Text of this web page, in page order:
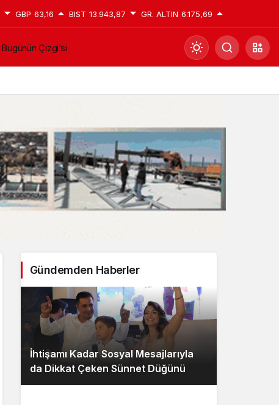
GBP 63,16 BIST 13.943,87 GR. ALTIN 6.175,69
Bugünün Çizgi’si
Mod
değiştir
Gündüz Modu
Gündüz modunu seçin.
Gece Modu
Gece modunu seçin.
Gündemden Haberler
İhtişamı Kadar Sosyal Mesajlarıyla
da Dikkat Çeken Sünnet Düğünü